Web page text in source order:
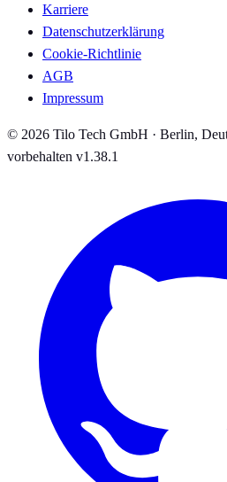
Karriere
Datenschutzerklärung
Cookie-Richtlinie
AGB
Impressum
© 2026 Tilo Tech GmbH · Berlin,
vorbehalten v1.38.1